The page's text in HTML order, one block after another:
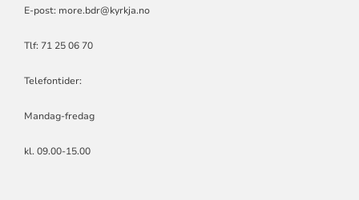
E-post: more.bdr@kyrkja.no
Tlf: 71 25 06 70
Telefontider:
Mandag-fredag
kl. 09.00-15.00